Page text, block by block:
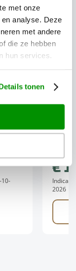
met onze
analyse. Deze
met andere
die ze hebben
hun services.
tonen
10-
Bon
€
2026